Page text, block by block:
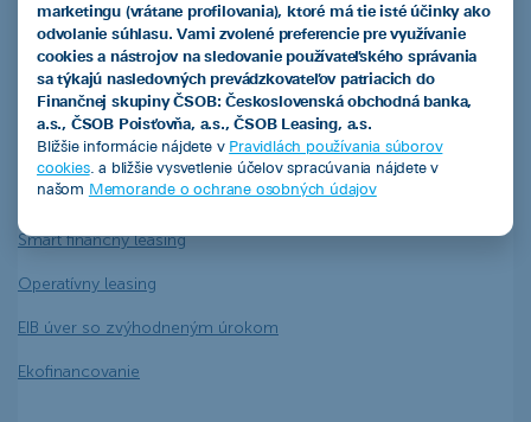
ČSOB Leasing a.s.
Produkty
Leasingový úver
Smart finančný leasing
Operatívny leasing
EIB úver so zvýhodneným úrokom
Ekofinancovanie
marketingu (vrátane profilovania), ktoré má tie isté účinky ako
odvolanie súhlasu. Vami zvolené preferencie pre využívanie
cookies a nástrojov na sledovanie používateľského správania
sa týkajú nasledovných prevádzkovateľov patriacich do
Finančnej skupiny ČSOB: Československá obchodná banka,
a.s., ČSOB Poisťovňa, a.s., ČSOB Leasing, a.s.
Bližšie informácie nájdete v Pravidlách používania súborov
cookies. a bližšie vysvetlenie účelov spracúvania nájdete v
našom Memorande o ochrane osobných údajov